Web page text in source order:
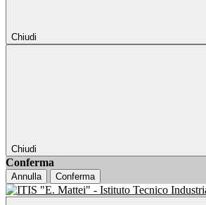
Chiudi
Chiudi
Conferma
Annulla Conferma